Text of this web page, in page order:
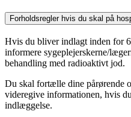
Forholdsregler hvis du skal på
Hvis du bliver indlagt inden for
informere sygeplejerskerne/
behandling med radioaktivt jod.
Du skal fortælle dine pårørende
videregive informationen, hvis
indlæggelse.